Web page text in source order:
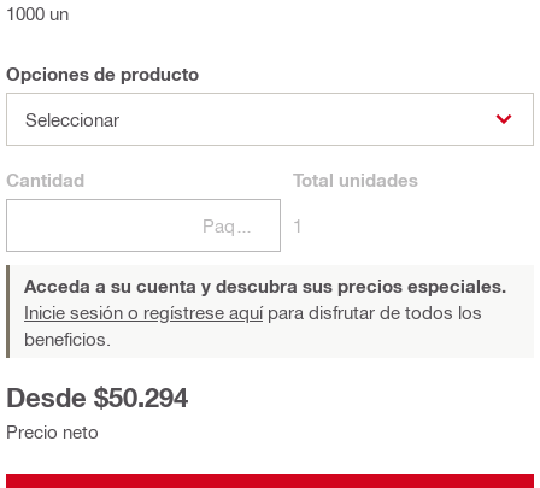
1000 un
Opciones de producto
Seleccionar
Cantidad Total unidades
1
Acceda a su cuenta y descubra sus precios especiales.
Inicie sesión o regístrese aquípara disfrutar de todos los
beneficios.
Precio neto
Desde $50.294